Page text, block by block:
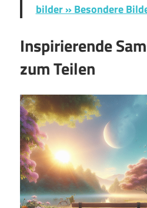
bilder » Besondere
Inspirierende
zum Teilen